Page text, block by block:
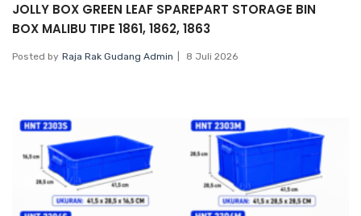
JOLLY BOX GREEN LEAF SPAREPART STORAGE BIN
BOX MALIBU TIPE 1861, 1862, 1863
Posted by Raja Rak Gudang Admin 8 Juli 2026